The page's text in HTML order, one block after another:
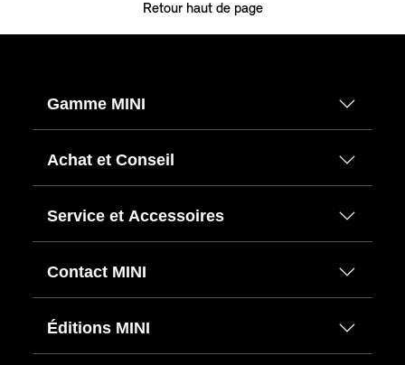
Retour haut de page
Gamme MINI
Achat et Conseil
Service et Accessoires
Contact MINI
Éditions MINI